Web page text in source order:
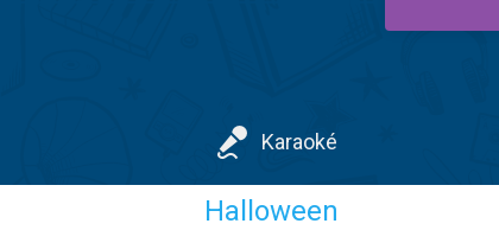
Karaoké
Halloween